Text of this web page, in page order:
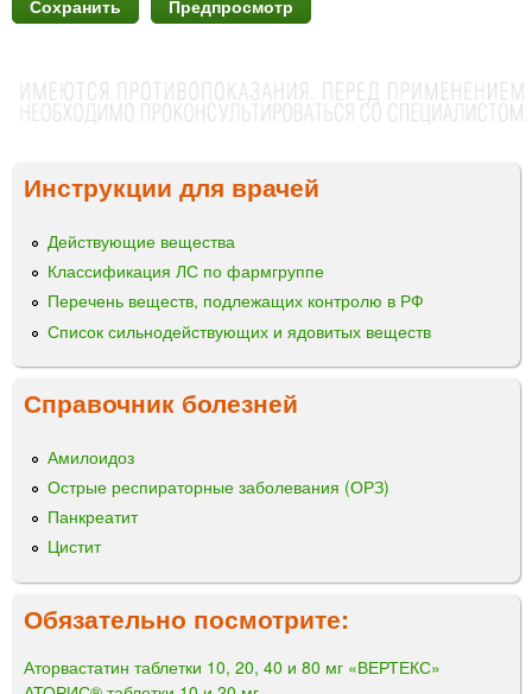
Инструкции для врачей
Действующие вещества
Классификация ЛС по фармгруппе
Перечень веществ, подлежащих контролю в РФ
Список сильнодействующих и ядовитых веществ
Справочник болезней
Амилоидоз
Острые респираторные заболевания (ОРЗ)
Панкреатит
Цистит
Обязательно посмотрите:
Аторвастатин таблетки 10, 20, 40 и 80 мг «ВЕРТЕКС»